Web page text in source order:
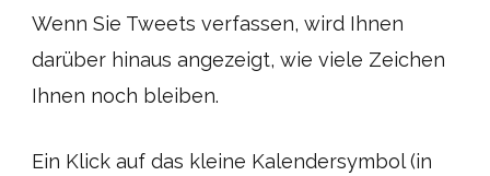
Wenn Sie Tweets verfassen, wird Ihnen
darüber hinaus angezeigt, wie viele Zeichen
Ihnen noch bleiben.
Ein Klick auf das kleine Kalendersymbol (in